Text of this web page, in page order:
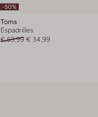
-50%
Toms
Espadrilles
€ 69,99 € 34,99